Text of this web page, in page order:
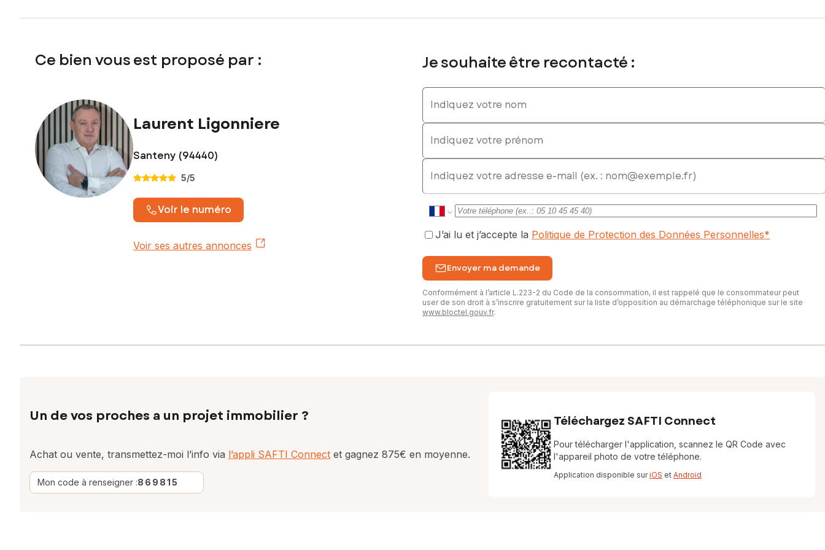
Ce bien vous est proposé par :
Laurent Ligonniere
Santeny (94440)
5/5
Voir le numéro
Voir ses autres annonces
Je souhaite être recontacté :
Indiquez votre nom
Indiquez votre prénom
E-mail
J’ai lu et j’accepte la Politique de Protection des Données Personnelles*
Envoyer ma demande
Conformément à l’article L.223-2 du Code de la consommation, il est rappelé que le consommateur peut
user de son droit à s’inscrire gratuitement sur la liste d’opposition au démarchage téléphonique sur le site
www.bloctel.gouv.fr.
Un de vos proches a un projet immobilier ?
Achat ou vente, transmettez-moi l’info via l’appli SAFTI Connect et gagnez 875€ en moyenne.
Mon code à renseigner :869815
Téléchargez SAFTI Connect
Pour télécharger l'application, scannez le QR Code avec
l'appareil photo de votre téléphone.
Application disponible suriOS et Android